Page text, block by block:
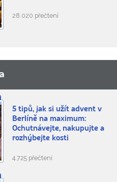
28.020 přečtení
5 tipů, jak si užít advent v
Berlíně na maximum:
Ochutnávejte, nakupujte a
rozhýbejte kosti
4.725 přečtení